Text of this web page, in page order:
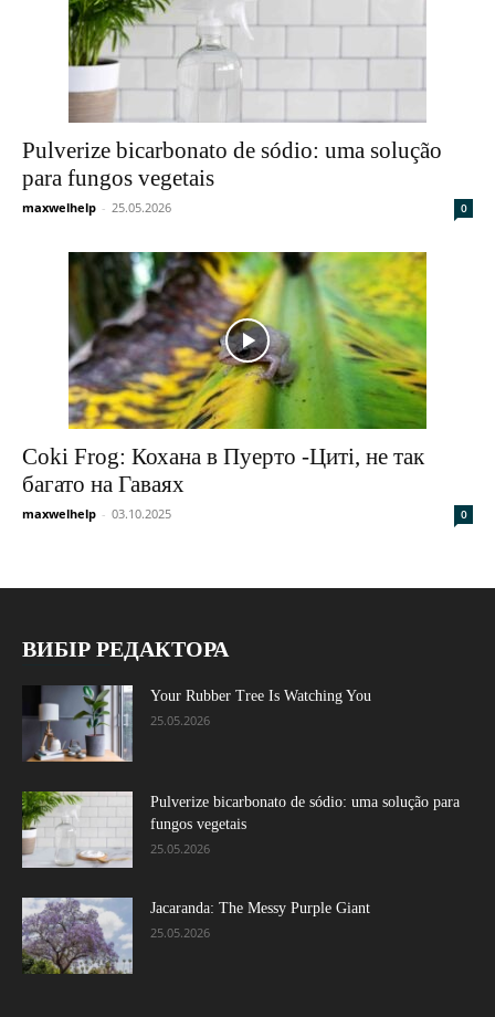
Pulverize bicarbonato de sódio: uma solução
para fungos vegetais
maxwelhelp - 25.05.2026 0
Coki Frog: Кохана в Пуерто -Циті, не так
багато на Гаваях
maxwelhelp - 03.10.2025 0
ВИБІР РЕДАКТОРА
Your Rubber Tree Is Watching You
25.05.2026
Pulverize bicarbonato de sódio: uma solução para
fungos vegetais
25.05.2026
Jacaranda: The Messy Purple Giant
25.05.2026